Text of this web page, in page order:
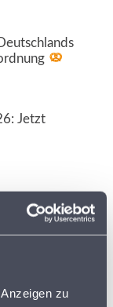
zu
Jetzt
Tag der